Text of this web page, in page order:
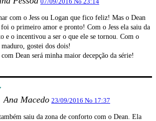
com o Jess ou Logan que fico feliz! Mas o Dean
o primeiro amor e pronto! Com o Jess ela saiu da
e o incentivou a ser o que ele se tornou. Com o
gostei dos dois!
Dean será minha maior decepção da série!
Ana Macedo 23/09/2016 No 17:37
saiu da zona de conforto com o Dean. Ela